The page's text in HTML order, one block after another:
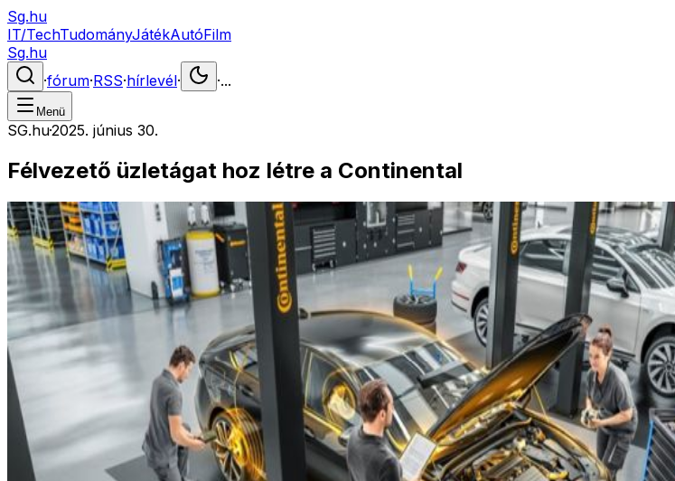
Sg.hu
IT/TechTudományJátékAutóFilm
Sg.hu
·fórum·RSS·hírlevél· ·...
Menü
SG.hu·2025. június 30.
Félvezető üzletágat hoz létre a Continental